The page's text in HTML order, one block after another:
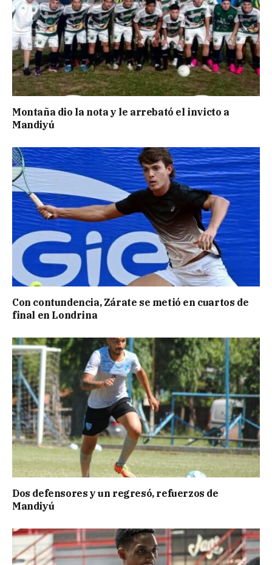
Montaña dio la nota y le arrebató el invicto a
Mandiyú
Con contundencia, Zárate se metió en cuartos de
final en Londrina
Dos defensores y un regresó, refuerzos de
Mandiyú